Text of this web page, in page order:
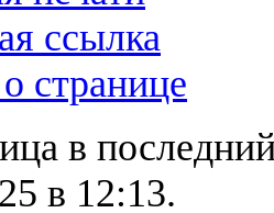
ссылка
странице
в
в 12:13.